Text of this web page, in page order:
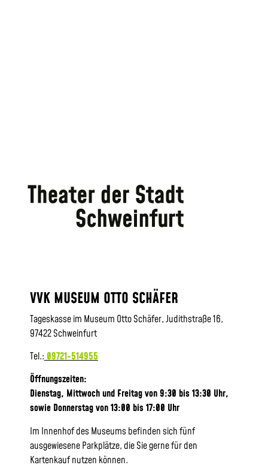
VVK MUSEUM OTTO SCHÄFER
Tageskasse im Museum Otto Schäfer, Judithstraße 16,
97422 Schweinfurt
Tel.: 09721-514955
Öffnungszeiten:
Dienstag, Mittwoch und Freitag von 9:30 bis 13:30 Uhr,
sowie Donnerstag von 13:00 bis 17:00 Uhr
Im Innenhof des Museums befinden sich fünf
ausgewiesene Parkplätze, die Sie gerne für den
Kartenkauf nutzen können.